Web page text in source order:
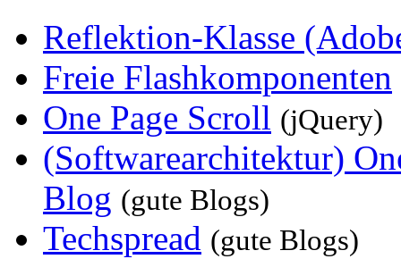
Reflektion-Klasse
Freie Flashkomponenten
One Page Scroll (jQuery)
(Softwarearchitektur)
Blog (gute Blogs)
Techspread (gute Blogs)